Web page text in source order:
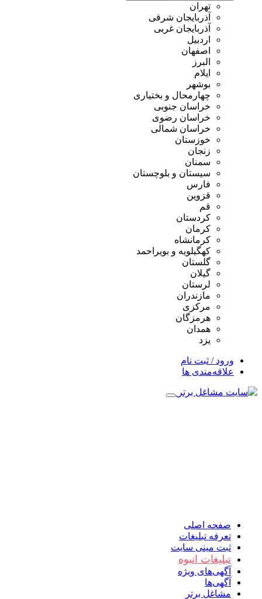
تهران
آذربایجان شرقی
آذربایجان غربی
اردبیل
اصفهان
البرز
ایلام
بوشهر
چهارمحال و بختیاری
خراسان جنوبی
خراسان رضوی
خراسان شمالی
خوزستان
زنجان
سمنان
سیستان و بلوچستان
فارس
قزوین
قم
کردستان
کرمان
کرمانشاه
کهگیلویه و بویراحمد
گلستان
گیلان
لرستان
مازندران
مرکزی
هرمزگان
همدان
یزد
ورود / ثبت نام
علاقه‌مندی ها
صفحه اصلی
تعرفه تبلیغات
ثبت مینی سایت
تبلیغات انبوه
آگهی‌های ویژه
آگهی‌ها
مشاغل برتر